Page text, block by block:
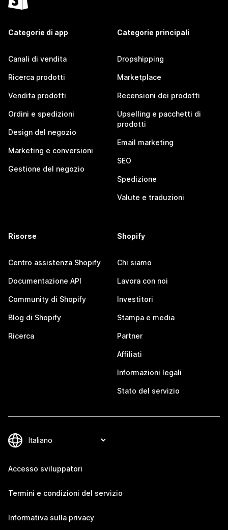
Categorie di app
Canali di vendita
Ricerca prodotti
Vendita prodotti
Ordini e spedizioni
Design del negozio
Marketing e conversioni
Gestione del negozio
Categorie principali
Dropshipping
Marketplace
Recensioni dei prodotti
Upselling e pacchetti di
prodotti
Email marketing
SEO
Spedizione
Valute e traduzioni
Risorse
Centro assistenza Shopify
Documentazione API
Community di Shopify
Blog di Shopify
Ricerca
Shopify
Chi siamo
Lavora con noi
Investitori
Stampa e media
Partner
Affiliati
Informazioni legali
Stato del servizio
Accesso sviluppatori
Termini e condizioni del servizio
Informativa sulla privacy